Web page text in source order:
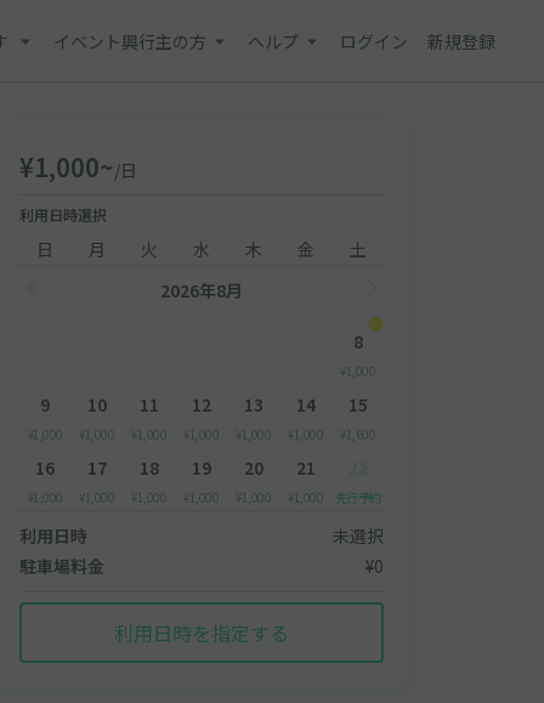
イベント興行主の方 ヘルプ ログイン 新規登録
¥1,000~/日
利用日時選択
日 月 火 水 木 金
土
2026年8月
8
¥1,000
9
¥1,000
10
¥1,000
11
¥1,000
12
¥1,000
13
¥1,000
14
¥1,000
15
¥1,600
16
¥1,000
17
¥1,000
18
¥1,000
19
¥1,000
20
¥1,000
21
¥1,000 先行予約
利用日時
未選択
駐車場料金
¥0
利用日時を指定する